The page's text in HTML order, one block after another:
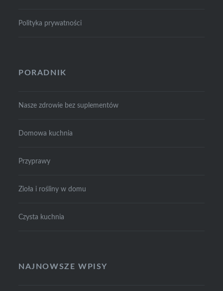
Polityka prywatności
PORADNIK
Nasze zdrowie bez suplementów
Domowa kuchnia
Przyprawy
Zioła i rośliny w domu
Czysta kuchnia
NAJNOWSZE WPISY